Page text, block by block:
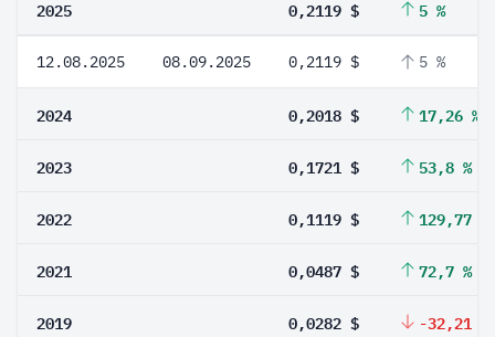
2025 0,2119 $ 5 %
12.08.2025 08.09.2025 0,2119 $ 5 %
2024 0,2018 $ 17,26 %
2023 0,1721 $ 53,8 %
2022 0,1119 $ 129,77 %
2021 0,0487 $ 72,7 %
2019 0,0282 $ -32,21 %